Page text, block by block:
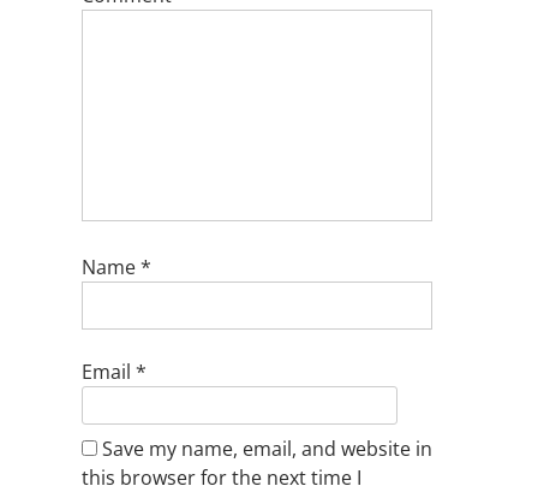
Name*
Email *
Save my name, email, and website in
this browser for the next time I